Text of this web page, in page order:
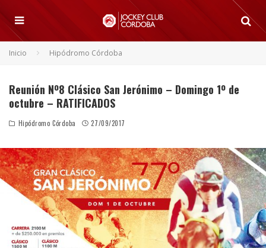
Inicio Hipódromo Córdoba
Reunión Nº8 Clásico San Jerónimo – Domingo 1º de
octubre – RATIFICADOS
Hipódromo Córdoba 27/09/2017